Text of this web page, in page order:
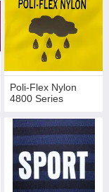
тканинах. Це
Poli-Flex Nylon
4800 Series